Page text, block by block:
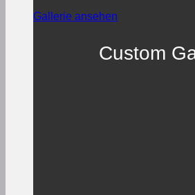
Gallerie ansehen
Custom